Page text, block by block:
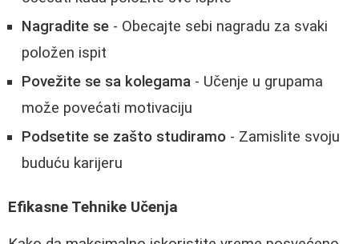
Nagradite se - Obecajte sebi nagradu za svaki
položen ispit
Povežite se sa kolegama - Učenje u grupama
može povećati motivaciju
Podsetite se zašto studiramo - Zamislite svoju
buduću karijeru
Efikasne Tehnike Učenja